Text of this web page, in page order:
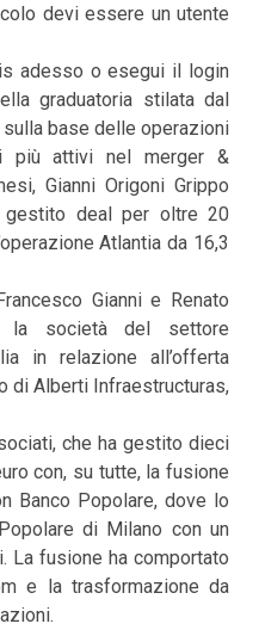
devi essere un utente
adesso o esegui il login
graduatoria stilata dal
base delle operazioni
più attivi nel merger &
Gianni Origoni Grippo
gestito deal per oltre 20
Atlantia da 16,3
Gianni e Renato
la società del settore
in relazione all’offerta
di Alberti Infraestructuras,
che ha gestito dieci
con, su tutte, la fusione
Banco Popolare, dove lo
di Milano con un
La fusione ha comportato
e la trasformazione da